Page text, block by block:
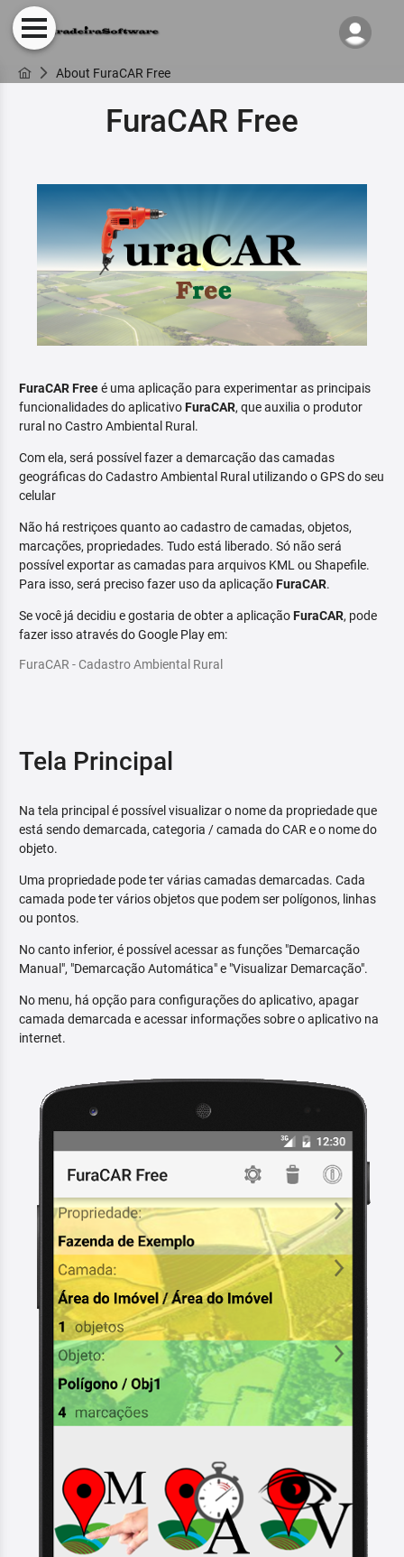
About FuraCAR Free
FuraCAR Free
FuraCAR Freeé uma aplicação para experimentar as principais
funcionalidades do aplicativoFuraCAR, que auxilia o produtor
rural no Castro Ambiental Rural.
Com ela, será possível fazer a demarcação das camadas
geográficas do Cadastro Ambiental Rural utilizando o GPS do seu
celular
Não há restriçoes quanto ao cadastro de camadas, objetos,
marcações, propriedades. Tudo está liberado. Só não será
possível exportar as camadas para arquivos KML ou Shapefile.
Para isso, será preciso fazer uso da aplicaçãoFuraCAR.
Se você já decidiu e gostaria de obter a aplicaçãoFuraCAR, pode
fazer isso através do Google Play em:
FuraCAR - Cadastro Ambiental Rural
Tela Principal
Na tela principal é possível visualizar o nome da propriedade que
está sendo demarcada, categoria / camada do CAR e o nome do
objeto.
Uma propriedade pode ter várias camadas demarcadas. Cada
camada pode ter vários objetos que podem ser polígonos, linhas
ou pontos.
No canto inferior, é possível acessar as funções "Demarcação
Manual", "Demarcação Automática" e "Visualizar Demarcação".
No menu, há opção para configurações do aplicativo, apagar
camada demarcada e acessar informações sobre o aplicativo na
internet.